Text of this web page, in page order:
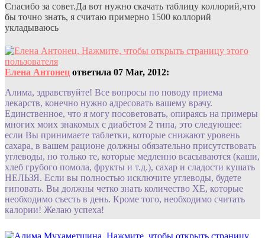
Спасибо за совет.Да вот нужно скачать таблицу коллорий,что
бы точно знать, я считаю примерно 1500 коллорий
укладываюсь
Елена Антонец ответила 07 Mar, 2012:
Алима, здравствуйте! Все вопросы по поводу приема
лекарств, конечно нужно адресовать вашему врачу.
Единственное, что я могу посоветовать, опираясь на примеры
многих моих знакомых с диабетом 2 типа, это следующее:
если Вы принимаете таблетки, которые снижают уровень
сахара, в вашем рационе должны обязательно присутствовать
углеводы, но только те, которые медленно всасываются (каши,
хлеб грубого помола, фрукты и т.д.), сахар и сладости кушать
НЕЛЬЗЯ. Если вы полностью исключите углеводы, будете
гиповать. Вы должны четко знать количество ХЕ, которые
необходимо съесть в день. Кроме того, необходимо считать
калории! Желаю успеха!